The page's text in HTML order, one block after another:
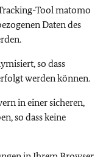
Toolmatomo
Daten des
so dass
werden können.
in einer sicheren,
so dass keine